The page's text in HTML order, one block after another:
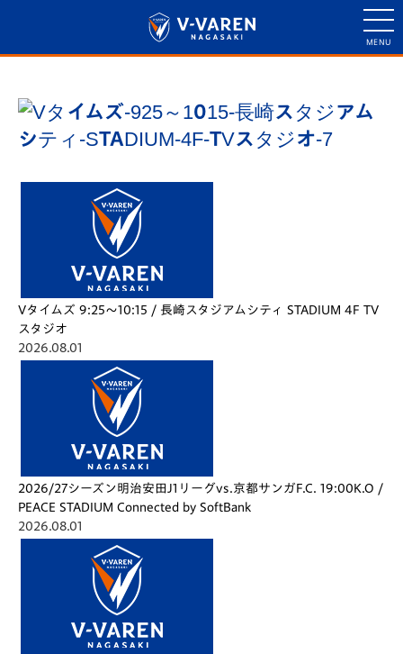
Vタイムズ 9:25～10:15 / 長崎スタジアムシティ STADIUM 4F TV
スタジオ
2026.08.01
2026/27シーズン明治安田J1リーグvs.京都サンガF.C. 19:00K.O /
PEACE STADIUM Connected by SoftBank
2026.08.01